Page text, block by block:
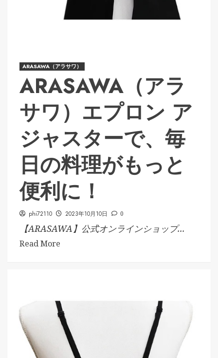
ARASAWA（アラサワ）
ARASAWA（アラ
サワ）エプロン ア
ジャスターで、毎
日の料理がもっと
便利に！
phi72110 2023年10月10日 0
【ARASAWA】公式オンラインショップ...
Read More